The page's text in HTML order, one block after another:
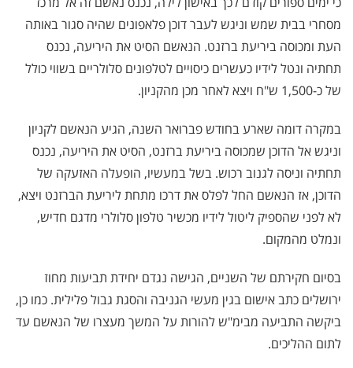
מסחרי בבית שמש וניגש לעבר דוכן פלאפונים שהיה סגור באותה
העת ומכוסה ביריעת ברזנט. הנאשם הסיט את היריעה, נכנס
תחתיה ונטל לידיו כעשרים כיסויים לטלפונים סלולריים בשווי כולל
של כ-1,500 ש"ח ויצא לאחר מכן מהקניון.
במקרה דומה שארע בחודש פברואר השנה, הגיע הנאשם לקניון
וניגש אל הדוכן שמכוסה ביריעת ברזנט, הסיט את היריעה, נכנס
תחתיה וניסה לגנוב רכוש. בשל במעשיו, הופעלה האזעקה של
הדוכן, אז הנאשם החל לפלס את דרכו מתחת ליריעת הברזנט ויצא,
לא לפני שהספיק ליטול לידיו מכשיר טלפון סלולרי מדגם חדיש,
ונמלט מהמקום.
בסיום חקירתם של השניים, הגישה נגדם יחידת תביעות מחוז
ירושלים כתב אישום בגין מעשי הגניבה והסגת גבול פלילית. כמו כן,
ביקשה התביעה מבימ"ש להורות על המשך מעצרו של הנאשם עד
לתום ההליכים.